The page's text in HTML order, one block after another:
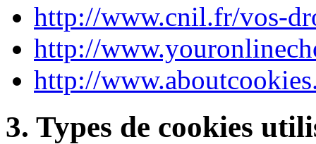
http://www.cnil.fr/vos-
http://
http://
3. Types de cookies